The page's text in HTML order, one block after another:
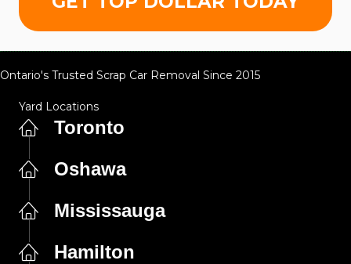
Ontario's Trusted Scrap Car Removal Since 2015
Yard Locations
Toronto
Oshawa
Mississauga
Hamilton